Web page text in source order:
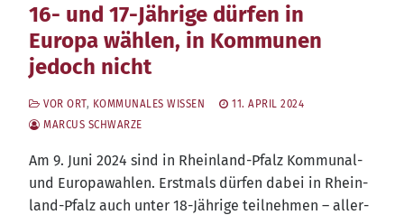
16- und 17-Jährige dürfen in
Europa wählen, in Kommunen
jedoch nicht
VOR ORT, KOMMUNALES WISSEN
11. APRIL 2024
MARCUS SCHWARZE
Am 9. Juni 2024 sind in Rhein­land-Pfalz Kom­mu­nal-
und Euro­pa­wah­len. Erst­mals dür­fen dabei in Rhein­
land-Pfalz auch unter 18-Jäh­ri­ge teil­neh­men – aller­